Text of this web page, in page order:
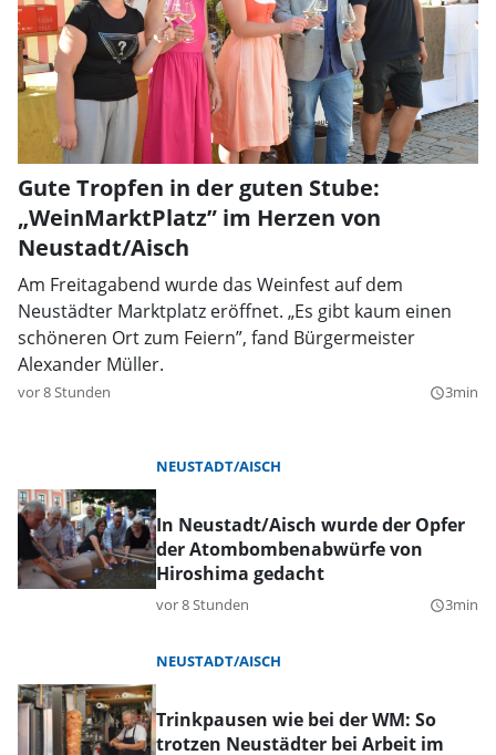
Gute Tropfen in der guten Stube:
„WeinMarktPlatz” im Herzen von
Neustadt/Aisch
Am Freitagabend wurde das Weinfest auf dem
Neustädter Marktplatz eröffnet. „Es gibt kaum einen
schöneren Ort zum Feiern”, fand Bürgermeister
Alexander Müller.
vor 8 Stunden query_builder3min
NEUSTADT/AISCH
In Neustadt/Aisch wurde der Opfer
der Atombombenabwürfe von
Hiroshima gedacht
vor 8 Stunden query_builder3min
NEUSTADT/AISCH
Trinkpausen wie bei der WM: So
trotzen Neustädter bei Arbeit im